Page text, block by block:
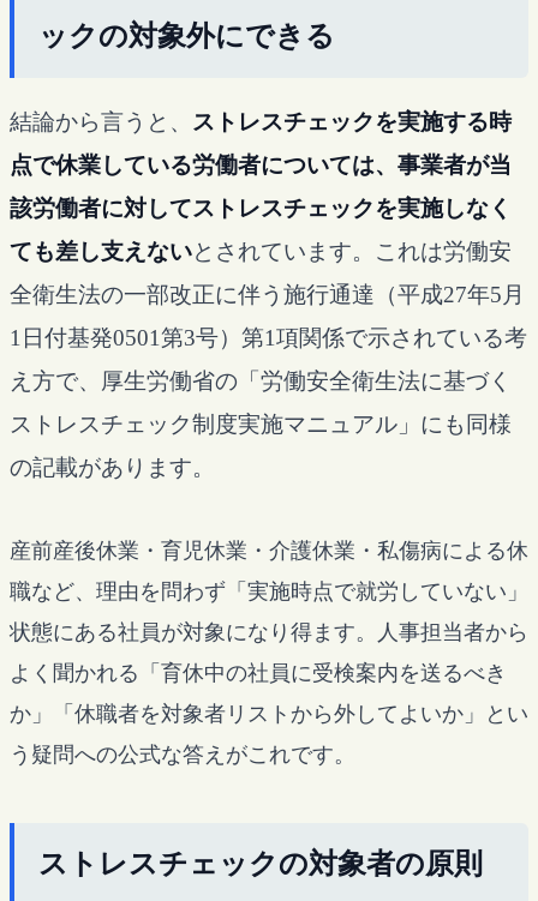
ックの対象外にできる
結論から言うと、 ストレスチェックを実施する時
点で休業している労働者については、事業者が当
該労働者に対してストレスチェックを実施しなく
ても差し支えないとされています。これは労働安
全衛生法の一部改正に伴う施行通達（平成27年5月
1日付基発0501第3号）第1項関係で示されている考
え方で、厚生労働省の「労働安全衛生法に基づく
ストレスチェック制度実施マニュアル」にも同様
の記載があります。
産前産後休業・育児休業・介護休業・私傷病による休
職など、理由を問わず「実施時点で就労していない」
状態にある社員が対象になり得ます。人事担当者から
よく聞かれる「育休中の社員に受検案内を送るべき
か」「休職者を対象者リストから外してよいか」とい
う疑問への公式な答えがこれです。
ストレスチェックの対象者の原則